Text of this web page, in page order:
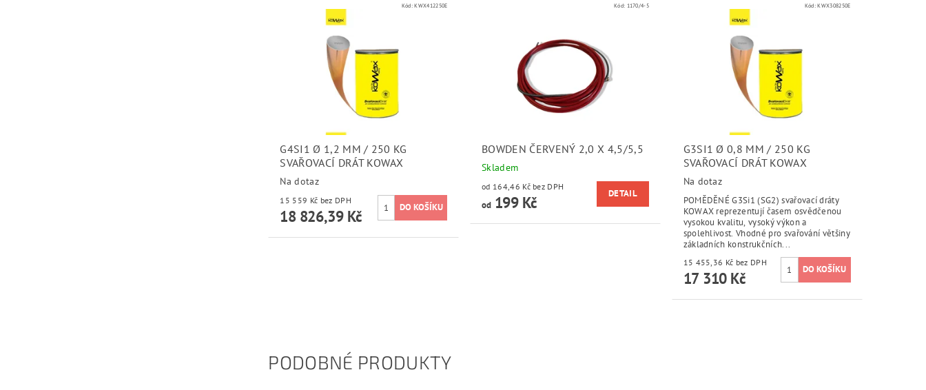
Kód:KWX412250E
G4SI1 Ø 1,2 MM / 250 KG
SVAŘOVACÍ DRÁT KOWAX
Na dotaz
15 559 Kč bez DPH
18 826,39 Kč
Kód: 1170/4-5
BOWDEN ČERVENÝ 2,0 X 4,5/5,5
Skladem
od 164,46 Kč bez DPH
od199 Kč DETAIL
Kód:KWX308250E
G3SI1 Ø 0,8 MM / 250 KG
SVAŘOVACÍ DRÁT KOWAX
Na dotaz
POMĚDĚNÉ G3Si1 (SG2) svařovací dráty
KOWAX reprezentují časem osvědčenou
vysokou kvalitu, vysoký výkon a
spolehlivost. Vhodné pro svařování většiny
základních konstrukčních...
15 455,36 Kč bez DPH
17 310 Kč
PODOBNÉ PRODUKTY